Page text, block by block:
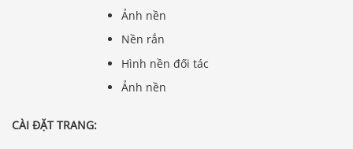
Ảnh nền
Nền rắn
Hình nền đối tác
Ảnh nền
CÀI ĐẶT TRANG: